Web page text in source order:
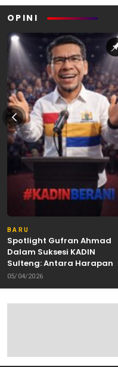
OPINI
BARU
Spotlight Gufran Ahmad
Dalam Suksesi KADIN
Sulteng: Antara Harapan
dan Kebutuhan Perubahan
Oleh: Anshar Munir
05/04/2026